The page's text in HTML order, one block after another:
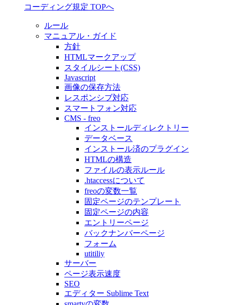
コーディング規定 TOPへ
ルール
マニュアル・ガイド
方針
HTMLマークアップ
スタイルシート(CSS)
Javascript
画像の保存方法
レスポンシブ対応
スマートフォン対応
CMS - freo
インストールディレクトリー
データベース
インストール済のプラグイン
HTMLの構造
ファイルの表示ルール
.htaccessについて
freoの変数一覧
固定ページのテンプレート
固定ページの内容
エントリーページ
バックナンバーページ
フォーム
utitiliy
サーバー
ページ表示速度
SEO
エディター Sublime Text